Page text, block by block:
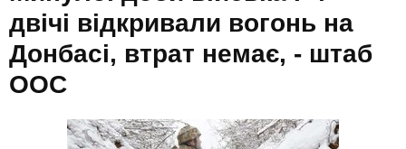
двічі відкривали вогонь на
Донбасі, втрат немає, - штаб
ООС